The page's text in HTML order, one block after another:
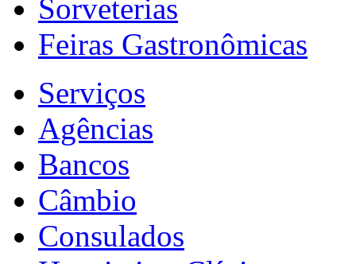
Sorveterias
Feiras Gastronômicas
Serviços
Agências
Bancos
Câmbio
Consulados